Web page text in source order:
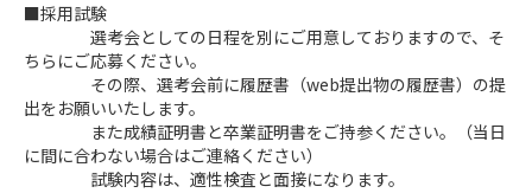
■採用試験
選考会としての日程を別にご用意しておりますので、そ
ちらにご応募ください。
その際、選考会前に履歴書（web提出物の履歴書）の提
出をお願いいたします。
また成績証明書と卒業証明書をご持参ください。（当日
に間に合わない場合はご連絡ください）
試験内容は、適性検査と面接になります。